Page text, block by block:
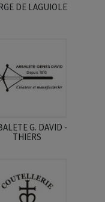
DE LAGUIOLE
G. DAVID -
THIERS